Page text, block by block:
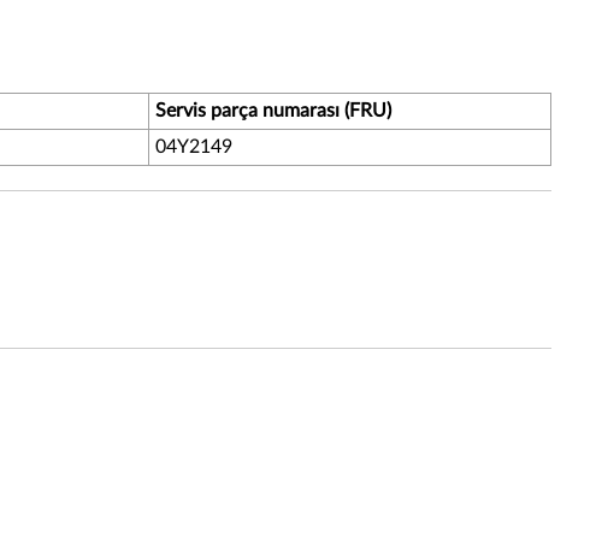
Servis parça numarası (FRU)
04Y2149